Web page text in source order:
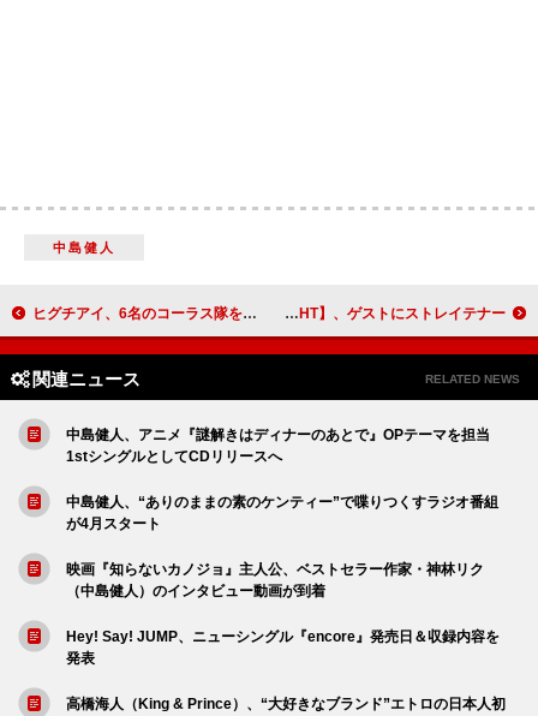
中島健人
ヒグチアイ、6名のコーラス隊を迎える【Billboard Live Tour 2025 “合唱”】開催決定 a flood of circle×金属バットの対バンライブ【KINZOKU Bat NIGHT】、ゲストにストレイテナー
関連ニュース RELATED NEWS
中島健人、アニメ『謎解きはディナーのあとで』OPテーマを担当
1stシングルとしてCDリリースへ
中島健人、“ありのままの素のケンティー”で喋りつくすラジオ番組
が4月スタート
映画『知らないカノジョ』主人公、ベストセラー作家・神林リク
（中島健人）のインタビュー動画が到着
Hey! Say! JUMP、ニューシングル『encore』発売日＆収録内容を
発表
高橋海人（King & Prince）、“大好きなブランド”エトロの日本人初